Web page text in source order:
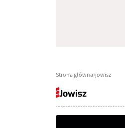
Strona główna jowisz
Jowisz